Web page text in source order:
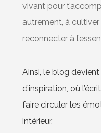
vivant pour
autrement, à
reconnecter à
Ainsi, le blog
d’inspiration, où
faire circuler les
intérieur.